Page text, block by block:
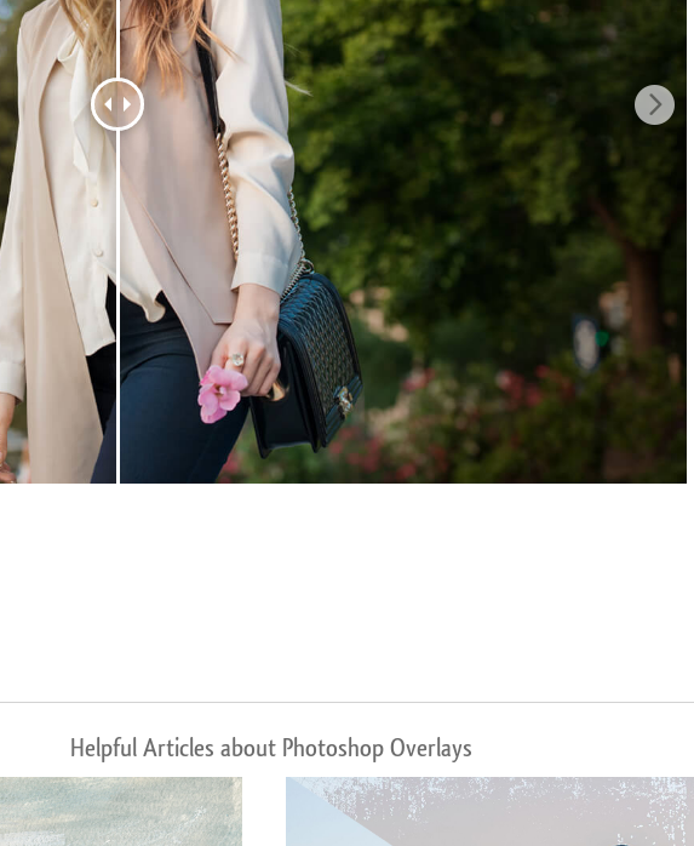
fototöötlus Ehete fotode redigeerimine AI koolitusandmed
Helpful Articles about Photoshop Overlays